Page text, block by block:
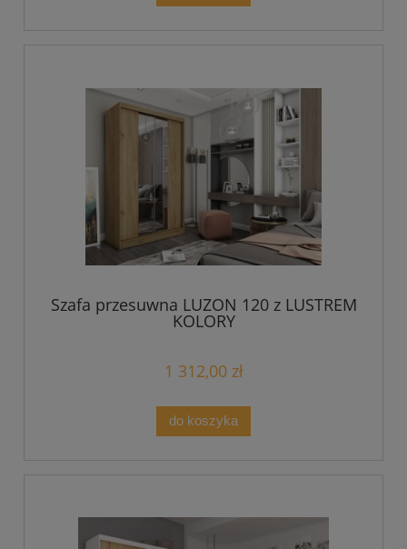
Szafa przesuwna LUZON 120 z LUSTREM
KOLORY
1 312,00 zł
do koszyka